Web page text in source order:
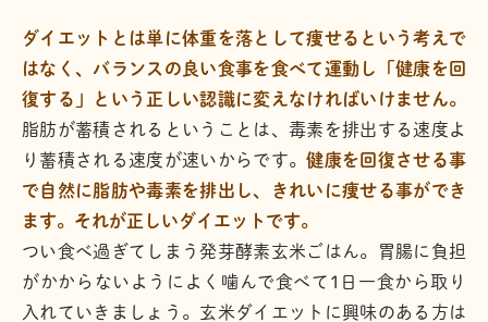
ダイエットとは単に体重を落として痩せるという考えで
はなく、バランスの良い食事を食べて運動し「健康を回
復する」という正しい認識に変えなければいけません。
脂肪が蓄積されるということは、毒素を排出する速度よ
り蓄積される速度が速いからです。健康を回復させる事
で自然に脂肪や毒素を排出し、きれいに痩せる事ができ
ます。それが正しいダイエットです。
つい食べ過ぎてしまう発芽酵素玄米ごはん。胃腸に負担
がかからないようによく噛んで食べて1日一食から取り
入れていきましょう。玄米ダイエットに興味のある方は